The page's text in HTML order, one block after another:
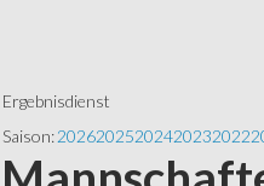
Ergebnisdienst
Saison: 20262025202420232022